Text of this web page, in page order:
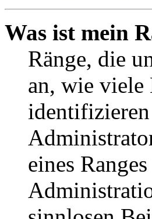
Was ist mein
Ränge, die
an, wie viele
eines